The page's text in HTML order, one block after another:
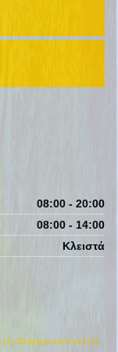
08:00 - 20:00
08:00 - 14:00
Κλειστά
(1) Ελαιοχρωματισμοί(1)